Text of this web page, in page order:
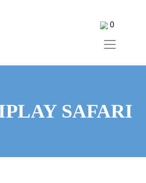
0
SAFARI